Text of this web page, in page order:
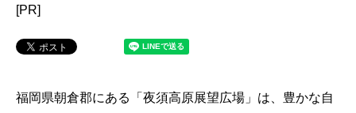
[PR]
福岡県朝倉郡にある「夜須高原展望広場」は、豊かな自